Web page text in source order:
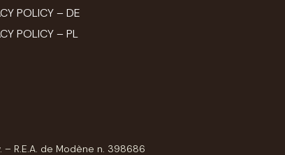
POLICY – DE
POLICY – PL
– R.E.A. de Modène n. 398686